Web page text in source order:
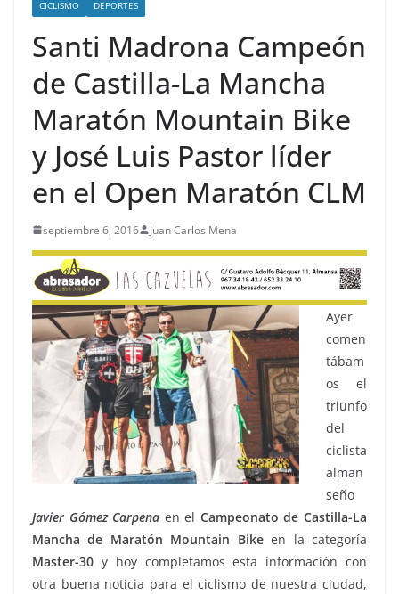
CICLISMO DEPORTES
Santi Madrona Campeón
de Castilla-La Mancha
Maratón Mountain Bike
y José Luis Pastor líder
en el Open Maratón CLM
septiembre 6, 2016 Juan Carlos Mena
Ayer
comen
tábam
os el
triunfo
del
ciclista
alman
seño
Javier Gómez Carpena en el Campeonato de Castilla-La
Mancha de Maratón Mountain Bikeen la categoría
Master-30 y hoy completamos esta información con
otra buena noticia para el ciclismo de nuestra ciudad,